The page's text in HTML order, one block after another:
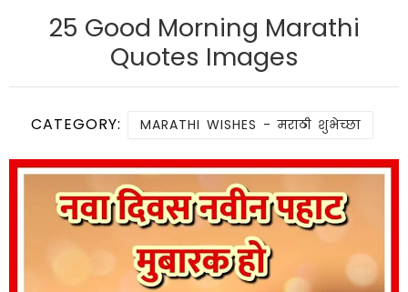
25 Good Morning Marathi
Quotes Images
CATEGORY: MARATHI WISHES - मराठी शुभेच्छा